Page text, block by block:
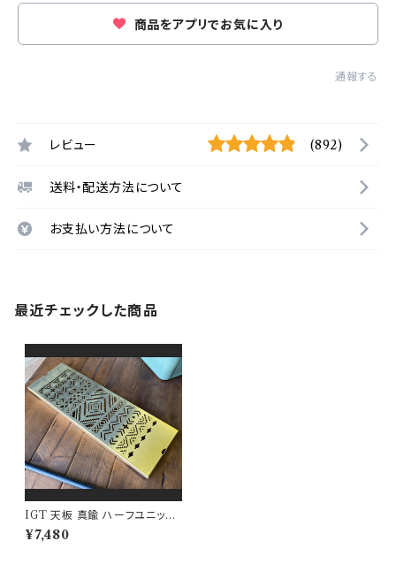
商品をアプリでお気に入り
通報する
レビュー (892)
送料・配送方法について
お支払い方法について
最近チェックした商品
IGT 天板 真鍮 ハーフユニット
【 ネイティブ横柄 】 アイアング
リルテーブル Snow Peak スノ
¥7,480